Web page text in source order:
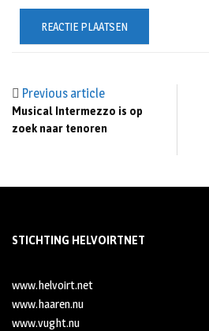
Previous article
Musical Intermezzo is op
zoek naar tenoren
STICHTING HELVOIRTNET
www.helvoirt.net
www.haaren.nu
www.vught.nu